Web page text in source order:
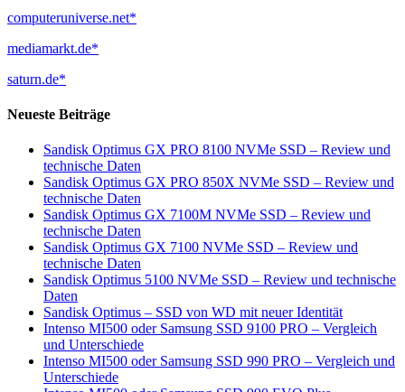
computeruniverse.net*
mediamarkt.de*
saturn.de*
Neueste Beiträge
Sandisk Optimus GX PRO 8100 NVMe SSD – Review und
technische Daten
Sandisk Optimus GX PRO 850X NVMe SSD – Review und
technische Daten
Sandisk Optimus GX 7100M NVMe SSD – Review und
technische Daten
Sandisk Optimus GX 7100 NVMe SSD – Review und
technische Daten
Sandisk Optimus 5100 NVMe SSD – Review und technische
Daten
Sandisk Optimus – SSD von WD mit neuer Identität
Intenso MI500 oder Samsung SSD 9100 PRO – Vergleich
und Unterschiede
Intenso MI500 oder Samsung SSD 990 PRO – Vergleich und
Unterschiede